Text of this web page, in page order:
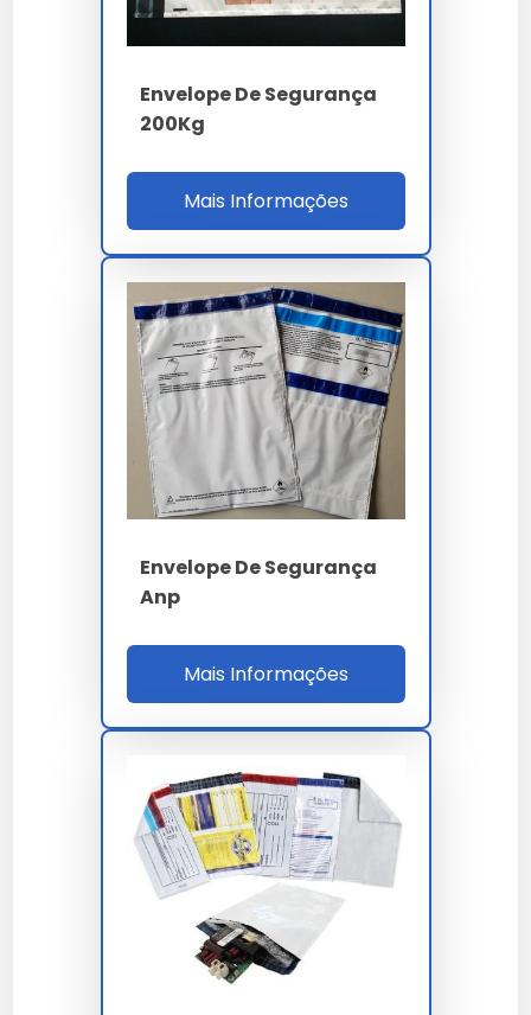
Manutenção e Cuidados
Para garantir a durabilidade do envelope, evite expor à
luz solar direta por longos períodos. Armazene em
necessário, evitando produtos químicos agressivos.
Comparativo: Envelope de
Segurança 300kg vs
Alternativas
ResistênciaImpermeabilidade
Custo
Alta Sim Médio
Média Não Baixo
Sim Médio
Perguntas Frequentes sobre
Envelope de Segurança 300kg
O Envelope de Segurança 300kg
é reutilizável?
Não, este envelope é projetado para uso único devido
ao adesivo de alta segurança.
Qual a principal vantagem do
Envelope de Segurança 300kg?
Envelope De Segurança
200Kg
Mais Informações
Envelope De Segurança
Anp
Mais Informações